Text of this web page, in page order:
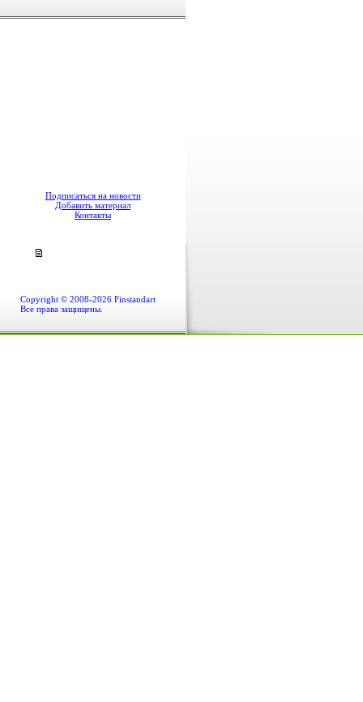
Подписаться на новости
Добавить материал
Контакты
Copyright © 2008-2026 Finstandart
Все права защищены.